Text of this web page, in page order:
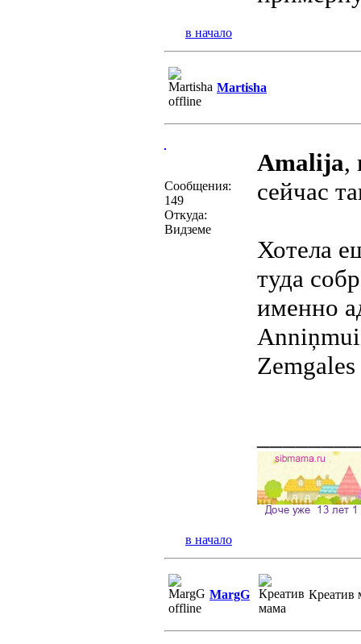
в начало
Martisha
Сообщения:
149
Откуда:
Видземе
Amalija,
сейчас
Хотела
туда
именно
в начало
MargG Креатив